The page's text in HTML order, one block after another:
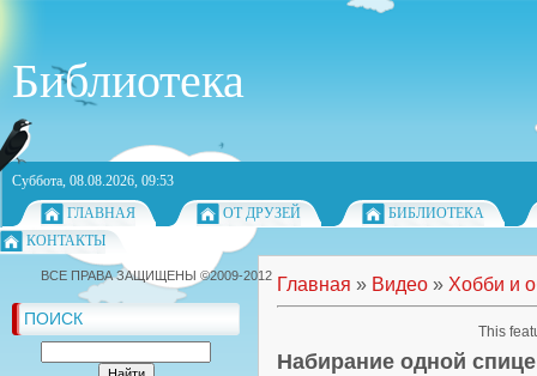
Библиотека
Суббота, 08.08.2026, 09:53
ГЛАВНАЯ
ОТ ДРУЗЕЙ
БИБЛИОТЕКА
КОНТАКТЫ
ПОИСК
Главная » Видео » Хобби и
Набирание одной
ВСЕ ПРАВА ЗАЩИЩЕНЫ ©2009-2012
This